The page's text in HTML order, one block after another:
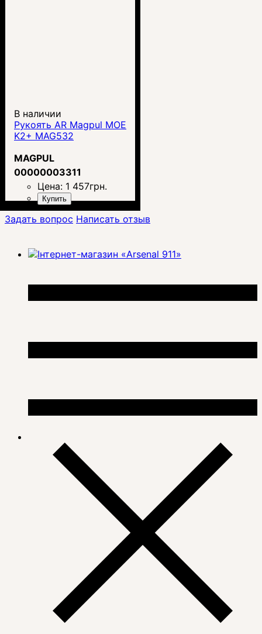
В наличии
Рукоять AR Magpul MOE
K2+ MAG532
MAGPUL
00000003311
Цена: 1 457грн.
Купить
Задать вопрос Написать отзыв